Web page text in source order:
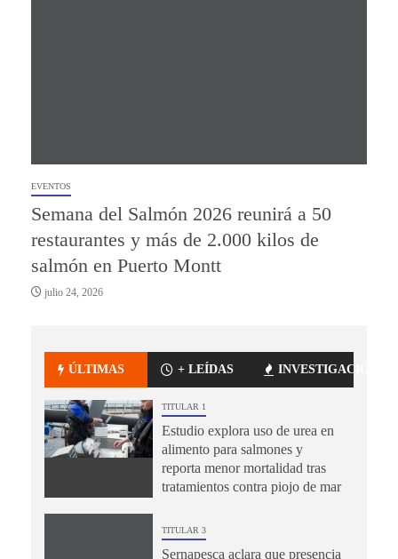
EVENTOS
Semana del Salmón 2026 reunirá a 50
restaurantes y más de 2.000 kilos de
salmón en Puerto Montt
julio 24, 2026
ÚLTIMAS + LEÍDAS INVESTIGACIÓN
TITULAR 1
Estudio explora uso de urea en
alimento para salmones y
reporta menor mortalidad tras
tratamientos contra piojo de mar
TITULAR 3
Sernapesca aclara que presencia